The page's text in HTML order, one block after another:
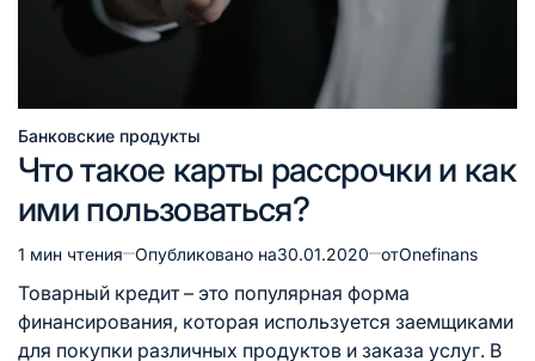
Опубликовано
в
Банковские продукты
Что такое карты рассрочки и как
ими пользоваться?
Расчётное
время
чтения
1 мин чтения Опубликовано на30.01.2020 отOnefinans
Товарный кредит – это популярная форма
финансирования, которая используется заемщиками
для покупки различных продуктов и заказа услуг. В